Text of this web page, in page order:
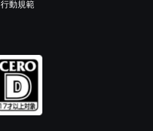
行動規範